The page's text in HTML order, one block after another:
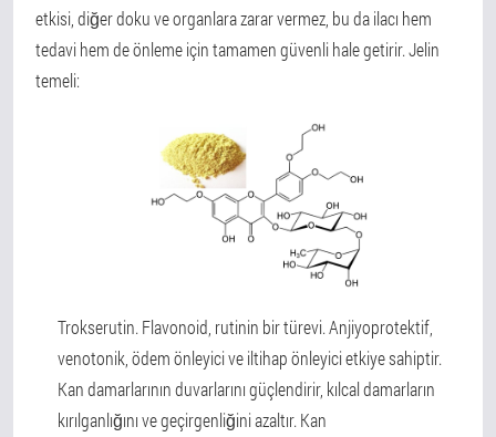
etkisi, diğer doku ve organlara zarar vermez, bu da ilacı hem
tedavi hem de önleme için tamamen güvenli hale getirir. Jelin
temeli:
Trokserutin. Flavonoid, rutinin bir türevi. Anjiyoprotektif,
venotonik, ödem önleyici ve iltihap önleyici etkiye sahiptir.
Kan damarlarının duvarlarını güçlendirir, kılcal damarların
kırılganlığını ve geçirgenliğini azaltır. Kan